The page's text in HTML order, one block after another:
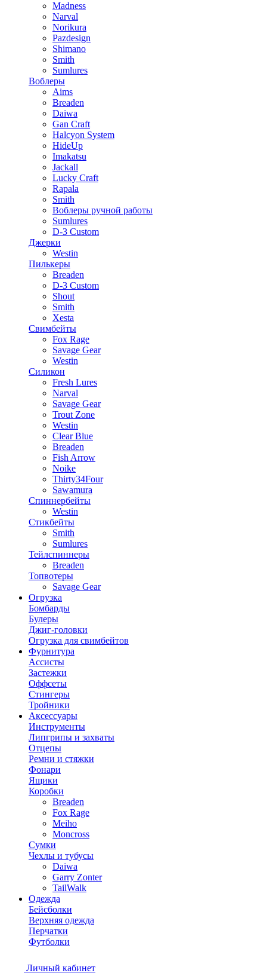
Madness
Narval
Norikura
Pazdesign
Shimano
Smith
Sumlures
Воблеры
Aims
Breaden
Daiwa
Gan Craft
Halcyon System
HideUp
Imakatsu
Jackall
Lucky Craft
Rapala
Smith
Воблеры ручной работы
Sumlures
D-3 Custom
Джерки
Westin
Пилькеры
Breaden
D-3 Custom
Shout
Smith
Xesta
Свимбейты
Fox Rage
Savage Gear
Westin
Силикон
Fresh Lures
Narval
Savage Gear
Trout Zone
Westin
Clear Blue
Breaden
Fish Arrow
Noike
Thirty34Four
Sawamura
Спиннербейты
Westin
Стикбейты
Smith
Sumlures
Тейлспиннеры
Breaden
Топвотеры
Savage Gear
Огрузка
Бомбарды
Булеры
Джиг-головки
Огрузка для свимбейтов
Фурнитура
Ассисты
Застежки
Оффсеты
Стингеры
Тройники
Аксессуары
Инструменты
Липгрипы и захваты
Отцепы
Ремни и стяжки
Фонари
Ящики
Коробки
Breaden
Fox Rage
Meiho
Moncross
Сумки
Чехлы и тубусы
Daiwa
Garry Zonter
TailWalk
Одежда
Бейсболки
Верхняя одежда
Перчатки
Футболки
Личный кабинет